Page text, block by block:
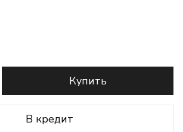
Купить
В кредит